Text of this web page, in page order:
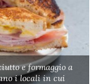
e formaggio a
i locali in cui